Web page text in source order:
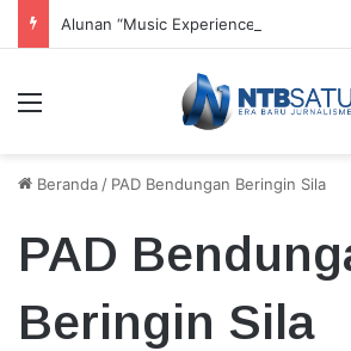
Menu
Beranda / PAD Bendungan Beringin Sila
PAD
Beringin Sila